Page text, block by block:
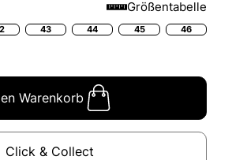
Größentabelle
43 44 45
46
Warenkorb
Click & Collect